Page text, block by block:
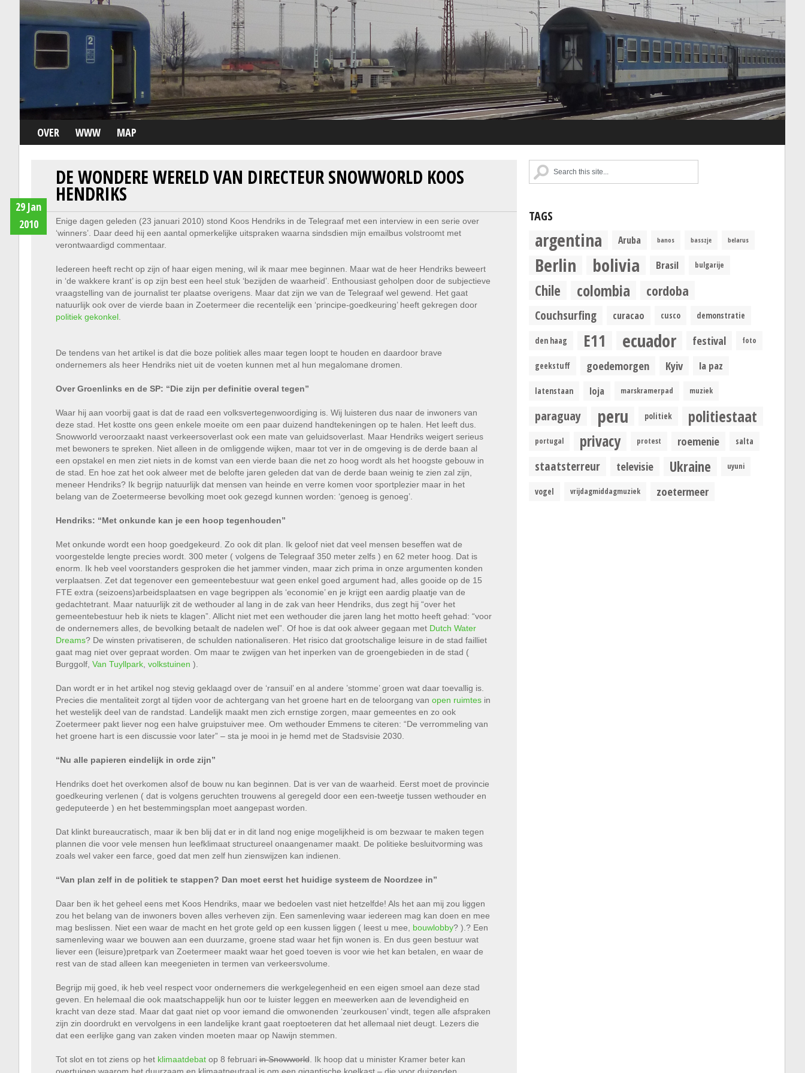
OVER WWW MAP
DE WONDERE WERELD VAN DIRECTEUR SNOWWORLD KOOS
HENDRIKS
29 Jan
2010
Enige dagen geleden (23 januari 2010) stond Koos Hendriks in de Telegraaf met een interview in een serie over
‘winners’. Daar deed hij een aantal opmerkelijke uitspraken waarna sindsdien mijn emailbus volstroomt met
verontwaardigd commentaar.
Iedereen heeft recht op zijn of haar eigen mening, wil ik maar mee beginnen. Maar wat de heer Hendriks beweert
in ‘de wakkere krant’ is op zijn best een heel stuk ‘bezijden de waarheid’. Enthousiast geholpen door de subjectieve
vraagstelling van de journalist ter plaatse overigens. Maar dat zijn we van de Telegraaf wel gewend. Het gaat
natuurlijk ook over de vierde baan in Zoetermeer die recentelijk een ‘principe-goedkeuring’ heeft gekregen door
politiek gekonkel.
De tendens van het artikel is dat die boze politiek alles maar tegen loopt te houden en daardoor brave
ondernemers als heer Hendriks niet uit de voeten kunnen met al hun megalomane dromen.
Over Groenlinks en de SP: “Die zijn per definitie overal tegen”
Waar hij aan voorbij gaat is dat de raad een volksvertegenwoordiging is. Wij luisteren dus naar de inwoners van
deze stad. Het kostte ons geen enkele moeite om een paar duizend handtekeningen op te halen. Het leeft dus.
Snowworld veroorzaakt naast verkeersoverlast ook een mate van geluidsoverlast. Maar Hendriks weigert serieus
met bewoners te spreken. Niet alleen in de omliggende wijken, maar tot ver in de omgeving is de derde baan al
een opstakel en men ziet niets in de komst van een vierde baan die net zo hoog wordt als het hoogste gebouw in
de stad. En hoe zat het ook alweer met de belofte jaren geleden dat van de derde baan weinig te zien zal zijn,
meneer Hendriks? Ik begrijp natuurlijk dat mensen van heinde en verre komen voor sportplezier maar in het
belang van de Zoetermeerse bevolking moet ook gezegd kunnen worden: ‘genoeg is genoeg’.
Hendriks: “Met onkunde kan je een hoop tegenhouden”
Met onkunde wordt een hoop goedgekeurd. Zo ook dit plan. Ik geloof niet dat veel mensen beseffen wat de
voorgestelde lengte precies wordt. 300 meter ( volgens de Telegraaf 350 meter zelfs ) en 62 meter hoog. Dat is
enorm. Ik heb veel voorstanders gesproken die het jammer vinden, maar zich prima in onze argumenten konden
verplaatsen. Zet dat tegenover een gemeentebestuur wat geen enkel goed argument had, alles gooide op de 15
FTE extra (seizoens)arbeidsplaatsen en vage begrippen als ‘economie’ en je krijgt een aardig plaatje van de
gedachtetrant. Maar natuurlijk zit de wethouder al lang in de zak van heer Hendriks, dus zegt hij “over het
gemeentebestuur heb ik niets te klagen”. Allicht niet met een wethouder die jaren lang het motto heeft gehad: “voor
de ondernemers alles, de bevolking betaalt de nadelen wel”. Of hoe is dat ook alweer gegaan met Dutch Water
Dreams? De winsten privatiseren, de schulden nationaliseren. Het risico dat grootschalige leisure in de stad failliet
gaat mag niet over gepraat worden. Om maar te zwijgen van het inperken van de groengebieden in de stad (
Burggolf, Van Tuyllpark, volkstuinen ).
Dan wordt er in het artikel nog stevig geklaagd over de ‘ransuil’ en al andere ’stomme’ groen wat daar toevallig is.
Precies die mentaliteit zorgt al tijden voor de achtergang van het groene hart en de teloorgang van open ruimtesin
het westelijk deel van de randstad. Landelijk maakt men zich ernstige zorgen, maar gemeentes en zo ook
Zoetermeer pakt liever nog een halve gruipstuiver mee. Om wethouder Emmens te citeren: “De verrommeling van
het groene hart is een discussie voor later” – sta je mooi in je hemd met de Stadsvisie 2030.
“Nu alle papieren eindelijk in orde zijn”
Hendriks doet het overkomen alsof de bouw nu kan beginnen. Dat is ver van de waarheid. Eerst moet de provincie
goedkeuring verlenen ( dat is volgens geruchten trouwens al geregeld door een een-tweetje tussen wethouder en
gedeputeerde ) en het bestemmingsplan moet aangepast worden.
Dat klinkt bureaucratisch, maar ik ben blij dat er in dit land nog enige mogelijkheid is om bezwaar te maken tegen
plannen die voor vele mensen hun leefklimaat structureel onaangenamer maakt. De politieke besluitvorming was
zoals wel vaker een farce, goed dat men zelf hun zienswijzen kan indienen.
“Van plan zelf in de politiek te stappen? Dan moet eerst het huidige systeem de Noordzee in”
Daar ben ik het geheel eens met Koos Hendriks, maar we bedoelen vast niet hetzelfde! Als het aan mij zou liggen
zou het belang van de inwoners boven alles verheven zijn. Een samenleving waar iedereen mag kan doen en mee
mag beslissen. Niet een waar de macht en het grote geld op een kussen liggen ( leest u mee, bouwlobby? ).? Een
samenleving waar we bouwen aan een duurzame, groene stad waar het fijn wonen is. En dus geen bestuur wat
liever een (leisure)pretpark van Zoetermeer maakt waar het goed toeven is voor wie het kan betalen, en waar de
rest van de stad alleen kan meegenieten in termen van verkeersvolume.
Begrijp mij goed, ik heb veel respect voor ondernemers die werkgelegenheid en een eigen smoel aan deze stad
geven. En helemaal die ook maatschappelijk hun oor te luister leggen en meewerken aan de levendigheid en
kracht van deze stad. Maar dat gaat niet op voor iemand die omwonenden ‘zeurkousen’ vindt, tegen alle afspraken
zijn zin doordrukt en vervolgens in een landelijke krant gaat roeptoeteren dat het allemaal niet deugt. Lezers die
dat een eerlijke gang van zaken vinden moeten maar op Nawijn stemmen.
Tot slot en tot ziens op het klimaatdebatop 8 februariin Snowworld. Ik hoop dat u minister Kramer beter kan
TAGS
argentina Aruba banos basszje belarus
Berlin bolivia Brasil bulgarije
Chile colombia cordoba
Couchsurfing curacao cusco demonstratie
den haag E11 ecuador festival foto
geekstuff goedemorgen Kyiv la paz
latenstaan loja marskramerpad muziek
paraguay peru politiek politiestaat
portugal privacy protest roemenie salta
staatsterreur televisie Ukraine uyuni
vogel vrijdagmiddagmuziek zoetermeer